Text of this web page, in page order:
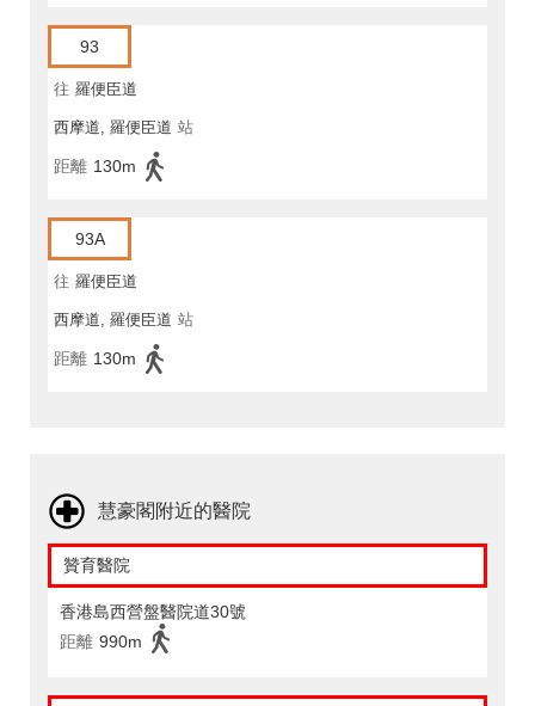
93
往 羅便臣道
西摩道, 羅便臣道 站
距離 130m
93A
往 羅便臣道
西摩道, 羅便臣道 站
距離 130m
慧豪閣附近的醫院
贊育醫院
香港島西營盤醫院道30號
距離 990m